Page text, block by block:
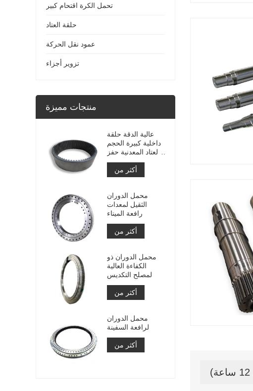
تحمل الكرة اقتحام كبير
حلقة العتاد
عمود نقل الحركة
تزوير أجزاء
منتجات مميزة
عالية الدقة حلقة
داخلية كبيرة الحجم
والعتاد المعدنية حفز
والعتاد مع معالجة
النيتريد
أكثر من
محمل الدوران
الثقيل لمعدات
رافعة الميناء
أكثر من
محمل الدوران ذو
الكفاءة العالية
لمصلح التكديس
أكثر من
محمل الدوران
لرافعة السفينة
أكثر من